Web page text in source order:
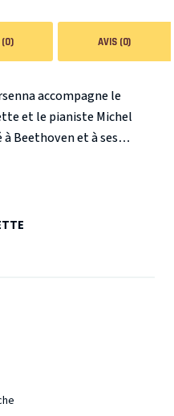
(0) AVIS (0)
accompagne le
et le pianiste Michel
Beethoven et à ses
piu tosto presto).
« Eroic »
sostenuto)
molto sentimento
et coda